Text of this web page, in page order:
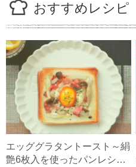
おすすめレシピ
エッググラタントースト～絹
艶6枚入を使ったパンレシピ